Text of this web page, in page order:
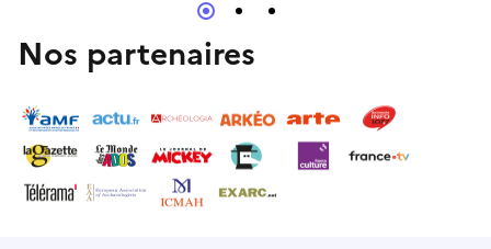
première intervention extérieure de l’atelier.>
Samedi et dimanche à 15h et 16h> Tout public à
partir de 12 ans> Durée 1h> Réservation au 04 13 31
l'occasion des JEA26, l’entrée du musée est gratuite
tout le week-end
Nos partenaires